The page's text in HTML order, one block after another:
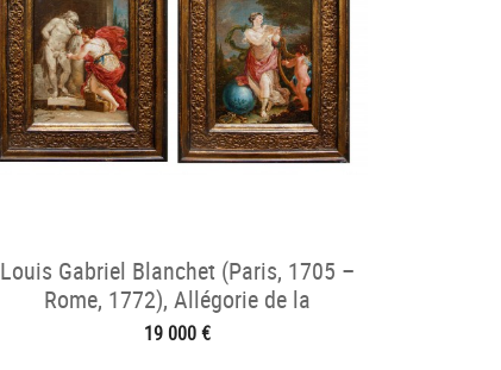
Louis Gabriel Blanchet (Paris, 1705 –
Rome, 1772), Allégorie de la
Sculpture/Musique
19 000 €